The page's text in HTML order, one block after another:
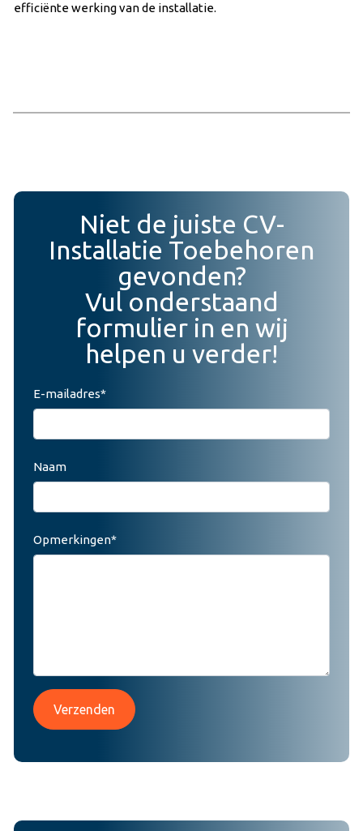
efficiënte werking van de installatie.
Niet de juiste CV-
Installatie Toebehoren
gevonden?
Vul onderstaand
formulier in en wij
helpen u verder!
E-mailadres*
Naam
Opmerkingen*
Verzenden